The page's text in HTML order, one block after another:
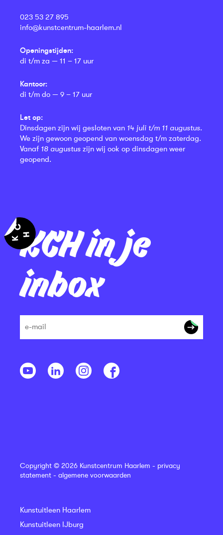
KCH in je
inbox
023 53 27 895
info@kunstcentrum-haarlem.nl
Openingstijden:
di t/m za — 11 – 17 uur
Kantoor:
di t/m do — 9 – 17 uur
Let op:
Dinsdagen zijn wij gesloten van 14 juli t/m 11 augustus.
We zijn gewoon geopend van woensdag t/m zaterdag.
Vanaf 18 augustus zijn wij ook op dinsdagen weer
geopend.
Copyright © 2026 Kunstcentrum Haarlem - privacy
statement - algemene voorwaarden
Kunstuitleen Haarlem
Kunstuitleen IJburg